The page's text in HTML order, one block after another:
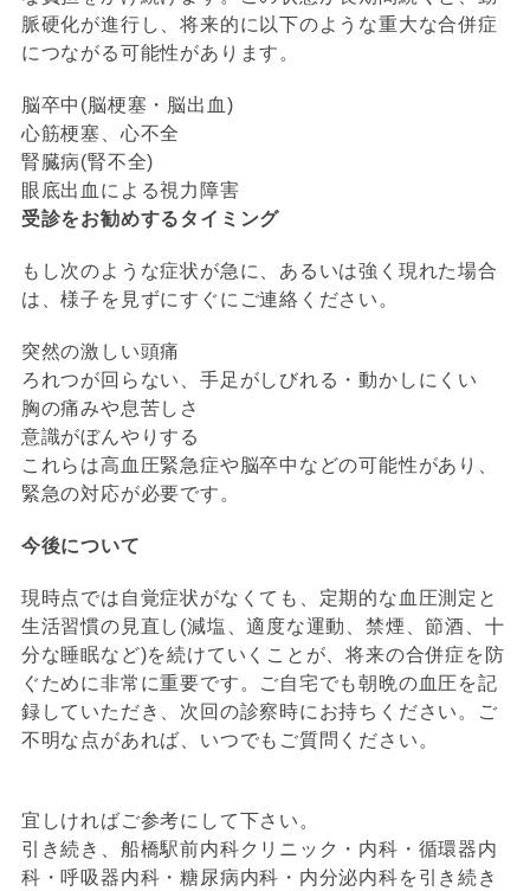
脈硬化が進行し、将来的に以下のような重大な合併症
につながる可能性があります。
脳卒中(脳梗塞・脳出血)
心筋梗塞、心不全
腎臓病(腎不全)
眼底出血による視力障害
受診をお勧めするタイミング
もし次のような症状が急に、あるいは強く現れた場合
は、様子を見ずにすぐにご連絡ください。
突然の激しい頭痛
ろれつが回らない、手足がしびれる・動かしにくい
胸の痛みや息苦しさ
意識がぼんやりする
これらは高血圧緊急症や脳卒中などの可能性があり、
緊急の対応が必要です。
今後について
現時点では自覚症状がなくても、定期的な血圧測定と
生活習慣の見直し(減塩、適度な運動、禁煙、節酒、十
分な睡眠など)を続けていくことが、将来の合併症を防
ぐために非常に重要です。ご自宅でも朝晩の血圧を記
録していただき、次回の診察時にお持ちください。ご
不明な点があれば、いつでもご質問ください。
宜しければご参考にして下さい。
引き続き、船橋駅前内科クリニック・内科・循環器内
科・呼吸器内科・糖尿病内科・内分泌内科を引き続き